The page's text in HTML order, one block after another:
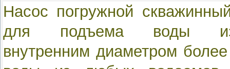
Насос погружной
для подъема воды
внутренним диаметром